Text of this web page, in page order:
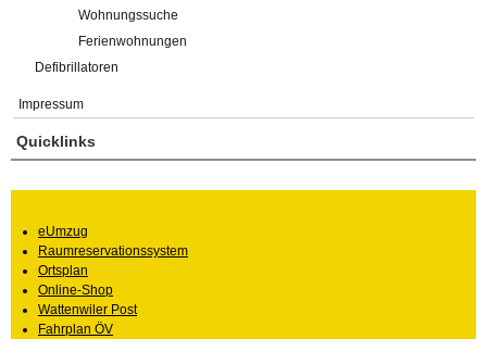
Wohnungssuche
Ferienwohnungen
Defibrillatoren
Impressum
Quicklinks
eUmzug
Raumreservationssystem
Ortsplan
Online-Shop
Wattenwiler Post
Fahrplan ÖV